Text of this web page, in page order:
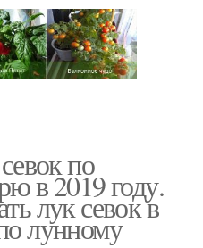
по
в 2019 году.
лук севок в
лунному